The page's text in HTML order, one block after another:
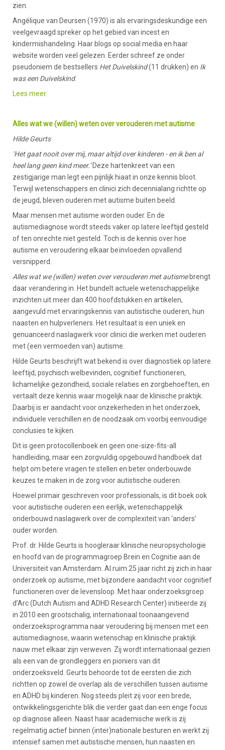
zien.
Angélique van Deursen (1970) is als ervaringsdeskundige een
veelgevraagd spreker op het gebied van incest en
kindermishandeling. Haar blogs op social media en haar
website worden veel gelezen. Eerder schreef ze onder
pseudoniem de bestsellers Het Duivelskind(11 drukken) en Ik
was een Duivelskind.
Lees meer.
Alles wat we (willen) weten over verouderen met autisme
Hilde Geurts
‘Het gaat nooit over mij, maar altijd over kinderen - en ik ben al
heel lang geen kind meer.’Deze hartenkreet van een
zestigjarige man legt een pijnlijk hiaat in onze kennis bloot.
Terwijl wetenschappers en clinici zich decennialang richtte op
de jeugd, bleven ouderen met autisme buiten beeld.
Maar mensen met autisme worden ouder. En de
autismediagnose wordt steeds vaker op latere leeftijd gesteld
of ten onrechte niet gesteld. Toch is de kennis over hoe
autisme en veroudering elkaar beïnvloeden opvallend
versnipperd.
Alles wat we (willen) weten over verouderen met autismebrengt
daar verandering in. Het bundelt actuele wetenschappelijke
inzichten uit meer dan 400 hoofdstukken en artikelen,
aangevuld met ervaringskennis van autistische ouderen, hun
naasten en hulpverleners. Het resultaat is een uniek en
genuanceerd naslagwerk voor clinici die werken met ouderen
met (een vermoeden van) autisme.
Hilde Geurts beschrijft wat bekend is over diagnostiek op latere
leeftijd, psychisch welbevinden, cognitief functioneren,
lichamelijke gezondheid, sociale relaties en zorgbehoeften, en
vertaalt deze kennis waar mogelijk naar de klinische praktijk.
Daarbij is er aandacht voor onzekerheden in het onderzoek,
individuele verschillen en de noodzaak om voorbij eenvoudige
conclusies te kijken.
Dit is geen protocollenboek en geen one-size-fits-all
handleiding, maar een zorgvuldig opgebouwd handboek dat
helpt om betere vragen te stellen en beter onderbouwde
keuzes te maken in de zorg voor autistische ouderen.
Hoewel primair geschreven voor professionals, is dit boek ook
voor autistische ouderen een eerlijk, wetenschappelijk
onderbouwd naslagwerk over de complexiteit van ‘anders’
ouder worden.
Prof. dr. Hilde Geurts is hoogleraar klinische neuropsychologie
en hoofd van de programmagroep Brein en Cognitie aan de
Universiteit van Amsterdam. Al ruim 25 jaar richt zij zich in haar
onderzoek op autisme, met bijzondere aandacht voor cognitief
functioneren over de levensloop. Met haar onderzoeksgroep
d’Arc (Dutch Autism and ADHD Research Center) initieerde zij
in 2010 een grootschalig, internationaal toonaangevend
onderzoeksprogramma naar veroudering bij mensen met een
autismediagnose, waarin wetenschap en klinische praktijk
nauw met elkaar zijn verweven. Zij wordt internationaal gezien
als een van de grondleggers en pioniers van dit
onderzoeksveld. Geurts behoorde tot de eersten die zich
richtten op zowel de overlap als de verschillen tussen autisme
en ADHD bij kinderen. Nog steeds pleit zij voor een brede,
ontwikkelingsgerichte blik die verder gaat dan een enge focus
op diagnose alleen. Naast haar academische werk is zij
regelmatig actief binnen (inter)nationale besturen en werkt zij
intensief samen met autistische mensen, hun naasten en